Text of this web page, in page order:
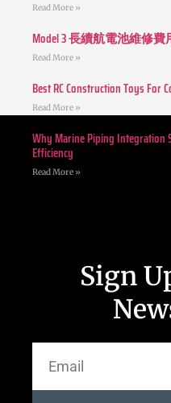
Read More »
Model 3 長續航電池維修
Read More »
Best RC Construction Toys For
Read More »
Why Marine Piping Integration
Efficiency
Read More »
Sign